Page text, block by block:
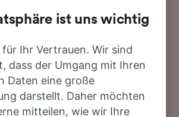
dem Zug in 19 Minuten
Modica
die Reise von Ragusa nach
erfahren möchten, suchen Sie
auf dieser Strecke beträgt 19
ist uns wichtig
für Ihr Vertrauen. Wir sind
dass der Umgang mit Ihren
Daten eine große
darstellt. Daher möchten
mitteilen, wie wir Ihre